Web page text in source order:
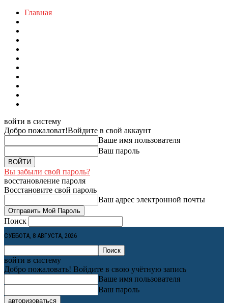
Главная
войти в систему
Добро пожаловат!Войдите в свой аккаунт
Ваше имя пользователя
Ваш пароль
Вы забыли свой пароль?
восстановление пароля
Восстановите свой пароль
Ваш адрес электронной почты
Поиск
СУББОТА, 8 АВГУСТА, 2026
войти в систему
Добро пожаловать! Войдите в свою учётную запись
Ваше имя пользователя
Ваш пароль